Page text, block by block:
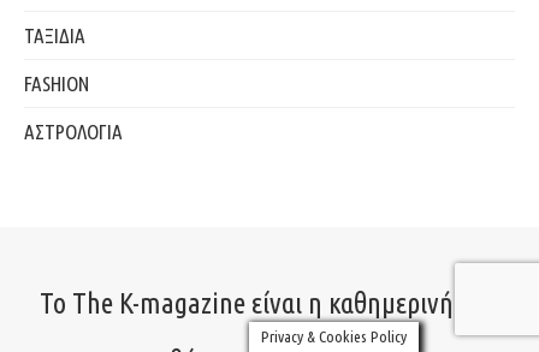
ΤΑΞΙΔΙΑ
FASHION
ΑΣΤΡΟΛΟΓΙΑ
Το The K-magazine είναι η καθημερινή σου
Privacy & Cookies Policy